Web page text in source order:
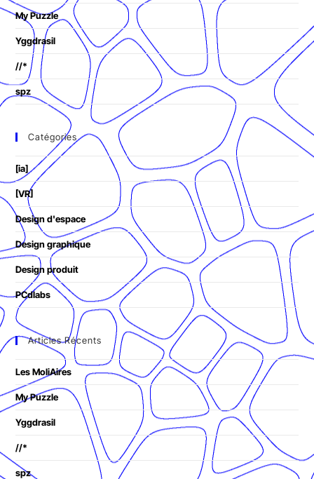
My Puzzle
Yggdrasil
//*
spz
Catégories
[ia]
[VR]
Design d'espace
Design graphique
Design produit
PCdlabs
Articles Récents
Les MoliAires
My Puzzle
Yggdrasil
//*
spz